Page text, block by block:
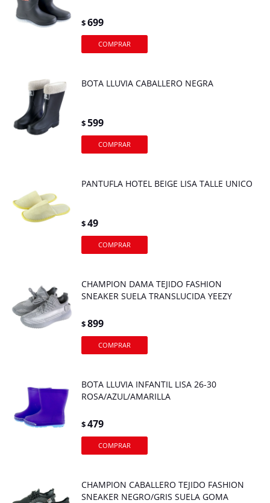
$699
BOTA LLUVIA CABALLERO NEGRA
$599
PANTUFLA HOTEL BEIGE LISA TALLE UNICO
$49
CHAMPION DAMA TEJIDO FASHION
SNEAKER SUELA TRANSLUCIDA YEEZY
$899
BOTA LLUVIA INFANTIL LISA 26-30
ROSA/AZUL/AMARILLA
$479
CHAMPION CABALLERO TEJIDO FASHION
SNEAKER NEGRO/GRIS SUELA GOMA